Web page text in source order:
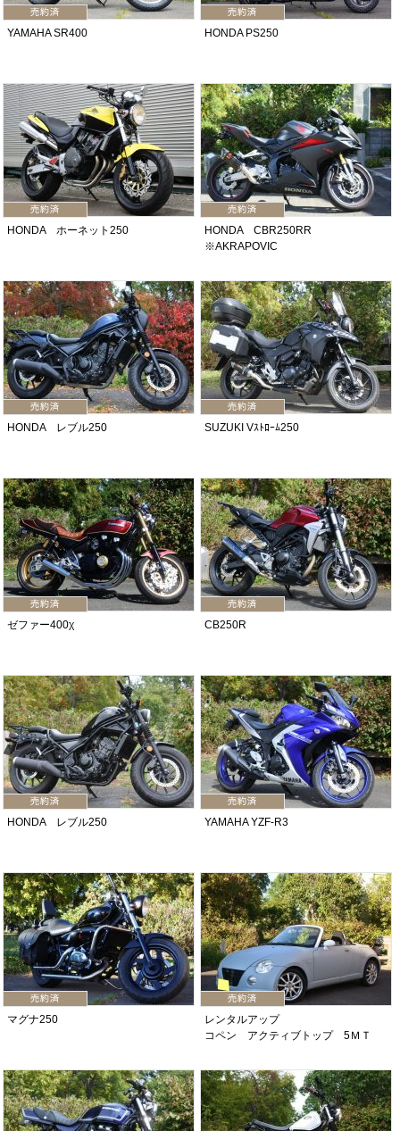
YAMAHA SR400 HONDA PS250
HONDA ホーネット250
HONDA CBR250RR
※AKRAPOVIC
HONDA レブル250 SUZUKI Vｽﾄﾛｰﾑ250
ゼファー400χ CB250R
HONDA レブル250 YAMAHA YZF-R3
マグナ250
レンタルアップ
コペン アクティブトップ 5ＭＴ